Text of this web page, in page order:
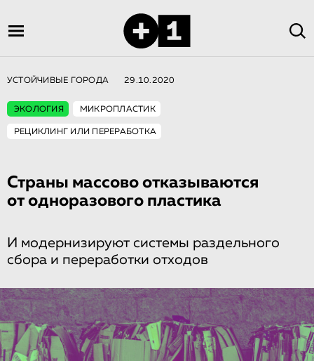
УСТОЙЧИВЫЕ ГОРОДА 29.10.2020
ЭКОЛОГИЯ МИКРОПЛАСТИК
РЕЦИКЛИНГ ИЛИ ПЕРЕРАБОТКА
Страны массово отказываются
от одноразового пластика
И модернизируют системы раздельного
сбора и переработки отходов